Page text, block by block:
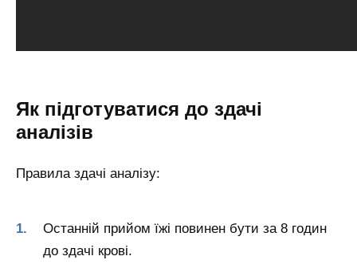
Як підготуватися до здачі
аналізів
Правила здачі аналізу:
Останній прийом їжі повинен бути за 8 годин
до здачі крові.